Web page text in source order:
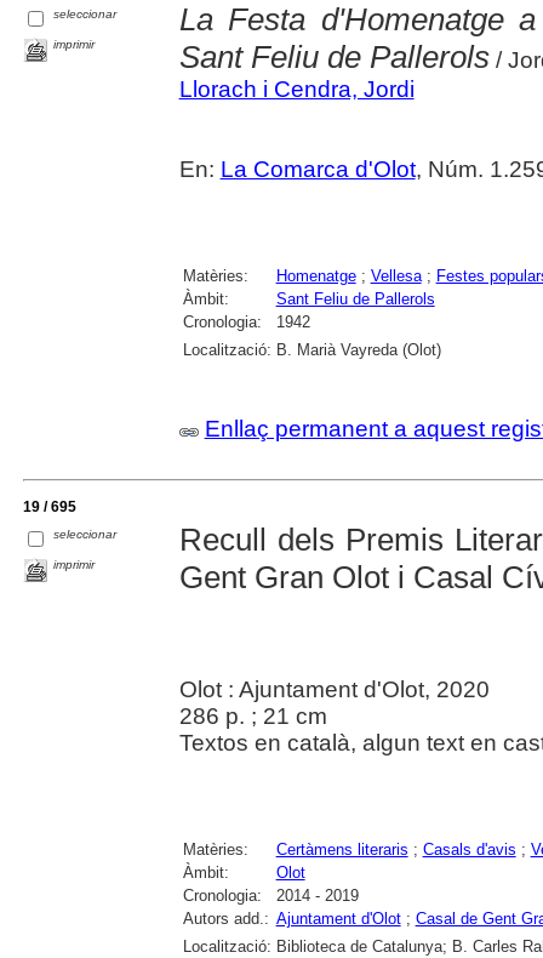
seleccionar
imprimir
La Festa d'Homenatge
Sant Feliu de Pallerols/
Llorach i Cendra, Jordi
En: La Comarca d'Olot, Núm.
Matèries: Homenatge; Vellesa; Festes
Àmbit:
Sant Feliu de Pallerols
Cronologia:
1942
Localització: B. Marià Vayreda (Olot)
Enllaç permanent a aquest
19 / 695
seleccionar
imprimir
Recull dels Premis
Gent Gran Olot i Casal
Olot : Ajuntament d'Olot, 2020
286 p. ; 21 cm
Textos en català, algun text en
Matèries: Certàmens literaris ; Casals d'avis ;
Àmbit:
Olot
Cronologia:
2014 - 2019
Autors add.: Ajuntament d'Olot; Casal de Gent
Localització: Biblioteca de Catalunya; B. Carles